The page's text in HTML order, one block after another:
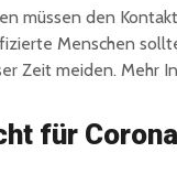
müssen den
Menschen
Zeit meiden. Mehr
für